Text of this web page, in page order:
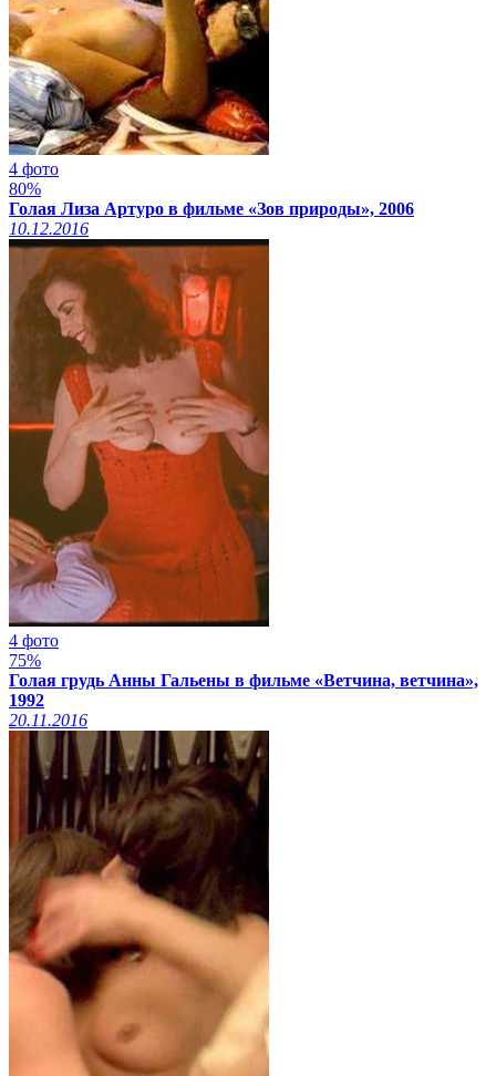
4 фото
80%
Голая Лиза Артуро в фильме «Зов природы», 2006
10.12.2016
4 фото
75%
Голая грудь Анны Гальены в фильме «Ветчина, ветчина»,
1992
20.11.2016